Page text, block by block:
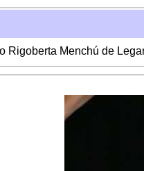
Rigoberta Menchú de